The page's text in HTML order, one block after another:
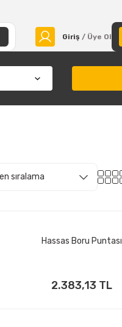
Giriş / Üye Ol
Hassas Boru Puntası
2.383,13 TL